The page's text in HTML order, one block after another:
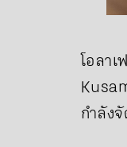
โอลา
กำลัง